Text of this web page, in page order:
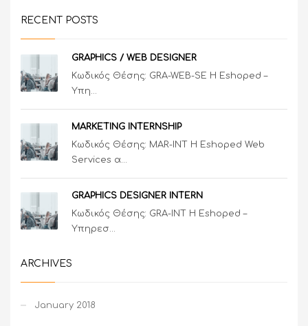
RECENT POSTS
GRAPHICS / WEB DESIGNER
Κωδικός Θέσης: GRA-WEB-SE Η Eshoped –
Υπη...
MARKETING INTERNSHIP
Κωδικός Θέσης: MAR-INT Η Eshoped Web
Services α...
GRAPHICS DESIGNER INTERN
Κωδικός Θέσης: GRA-INT Η Eshoped –
Υπηρεσ...
ARCHIVES
January 2018